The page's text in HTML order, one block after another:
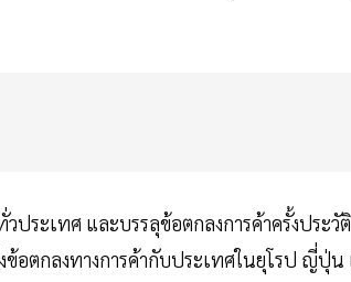
วประเทศ และบรรลุข้อตกลงการค้าครั้งประ
ข้อตกลงทางการค้ากับประเทศในยุโรป ญี่ปุ่น